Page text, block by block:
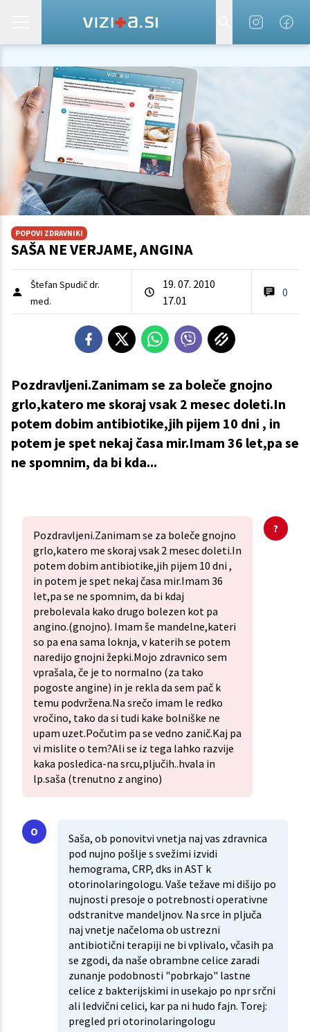
POPOVI ZDRAVNIKI
SAŠA NE VERJAME, ANGINA
Štefan Spudič dr.
med.
19. 07. 2010
17.01
0
Pozdravljeni.Zanimam se za boleče gnojno
grlo,katero me skoraj vsak 2 mesec doleti.In
potem dobim antibiotike,jih pijem 10 dni , in
potem je spet nekaj časa mir.Imam 36 let,pa se
ne spomnim, da bi kda...
Pozdravljeni.Zanimam se za boleče gnojno
grlo,katero me skoraj vsak 2 mesec doleti.In
potem dobim antibiotike,jih pijem 10 dni ,
in potem je spet nekaj časa mir.Imam 36
let,pa se ne spomnim, da bi kdaj
prebolevala kako drugo bolezen kot pa
angino.(gnojno). Imam še mandelne,kateri
so pa ena sama loknja, v katerih se potem
naredijo gnojni žepki.Mojo zdravnico sem
vprašala, če je to normalno (za tako
pogoste angine) in je rekla da sem pač k
temu podvržena.Na srečo imam le redko
vročino, tako da si tudi kake bolniške ne
upam uzet.Počutim pa se vedno zanič.Kaj pa
vi mislite o tem?Ali se iz tega lahko razvije
kaka posledica-na srcu,pljučih..hvala in
lp.saša (trenutno z angino)
Saša, ob ponovitvi vnetja naj vas zdravnica
pod nujno pošlje s svežimi izvidi
hemograma, CRP, dks in AST k
otorinolaringologu. Vaše težave mi dišijo po
nujnosti presoje o potrebnosti operativne
odstranitve mandeljnov. Na srce in pljuča
naj vnetje načeloma ob ustrezni
antibiotični terapiji ne bi vplivalo, včasih pa
se zgodi, da naše obrambne celice zaradi
zunanje podobnosti "pobrkajo" lastne
celice z bakterijskimi in usekajo po npr srčni
ali ledvični celici, kar pa ni hudo fajn. Torej:
pregled pri otorinolaringologu